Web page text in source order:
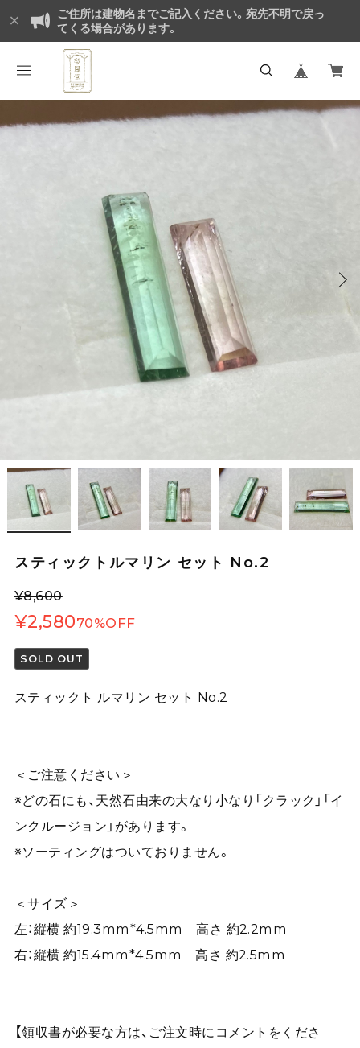
ご住所は建物名までご記入ください。宛先不明で戻っ
てくる場合があります。
スティックトルマリン セット No.2
¥8,600
¥2,58070%OFF
SOLD OUT
スティックト ルマリン セット No.2
＜ご注意ください＞
※どの石にも、天然石由来の大なり小なり「クラック」「イ
ンクルージョン」があります。
※ソーティングはついておりません。
＜サイズ＞
左：縦横 約19.3mm*4.5mm 高さ 約2.2mm
右：縦横 約15.4mm*4.5mm 高さ 約2.5mm
【領収書が必要な方は、ご注文時にコメントをくださ